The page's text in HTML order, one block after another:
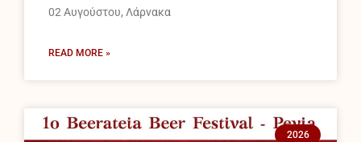
02 Αυγούστου, Λάρνακα
READ MORE »
2026